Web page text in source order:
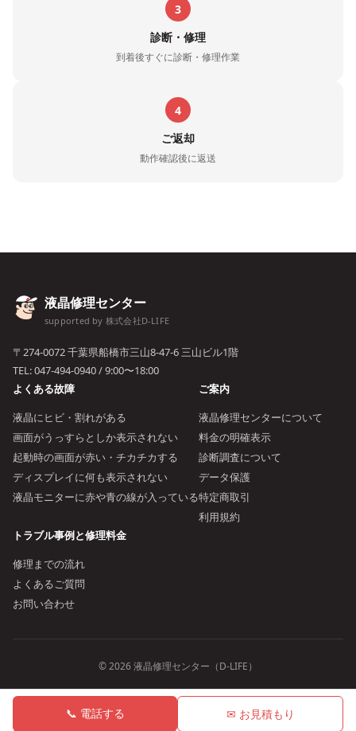
3
診断・修理
到着後すぐに診断・修理作業
4
ご返却
動作確認後に返送
液晶修理センター
supported by 株式会社D-LIFE
〒274-0072 千葉県船橋市三山8-47-6 三山ビル1階
TEL:047-494-0940/ 9:00〜18:00
よくある故障
液晶にヒビ・割れがある
画面がうっすらとしか表示されない
起動時の画面が赤い・チカチカする
ディスプレイに何も表示されない
液晶モニターに赤や青の線が入っている
ご案内
液晶修理センターについて
料金の明確表示
診断調査について
データ保護
特定商取引
利用規約
トラブル事例と修理料金
修理までの流れ
よくあるご質問
お問い合わせ
© 2026 液晶修理センター（D-LIFE）
📞 電話する ✉ お見積もり